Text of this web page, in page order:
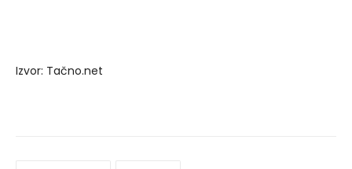
Izvor: Tačno.net